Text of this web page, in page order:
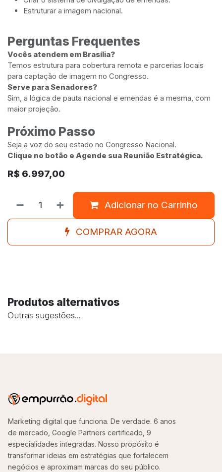
Estruturar a imagem nacional.
Perguntas Frequentes
Vocês atendem em Brasília?
Temos estrutura para cobertura remota e parcerias locais
para captação de imagem no Congresso.
Serve para Senadores?
Sim, a lógica de pauta nacional e emendas é a mesma, com
maior projeção.
Próximo Passo
Seja a voz do seu estado no Congresso Nacional.
Clique no botão e Agende sua Reunião Estratégica.
R$ 6.997,00
Adicionar no Carrinho
COMPRAR AGORA
Produtos alternativos
Outras sugestões...
Marketing digital que funciona. De verdade. 6 anos
de mercado, Google Partners certificado, 9
especialidades integradas. Nosso propósito é
transformar ideias em estratégias que fortalecem
negócios e aproximam marcas do seu público.